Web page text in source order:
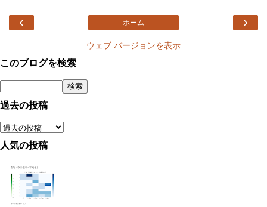
‹ ›
ホーム
ウェブ バージョンを表示
このブログを検索
過去の投稿
人気の投稿